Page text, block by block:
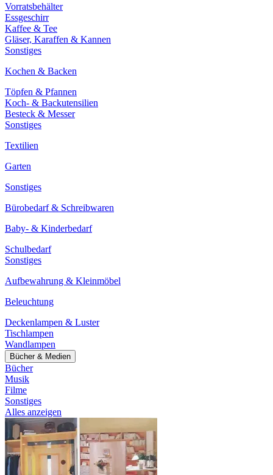
Vorratsbehälter
Essgeschirr
Kaffee & Tee
Gläser, Karaffen & Kannen
Sonstiges
Kochen & Backen
Töpfen & Pfannen
Koch- & Backutensilien
Besteck & Messer
Sonstiges
Textilien
Garten
Sonstiges
Bürobedarf & Schreibwaren
Baby- & Kinderbedarf
Schulbedarf
Sonstiges
Aufbewahrung & Kleinmöbel
Beleuchtung
Deckenlampen & Luster
Tischlampen
Wandlampen
Bücher & Medien
Bücher
Musik
Filme
Sonstiges
Alles anzeigen